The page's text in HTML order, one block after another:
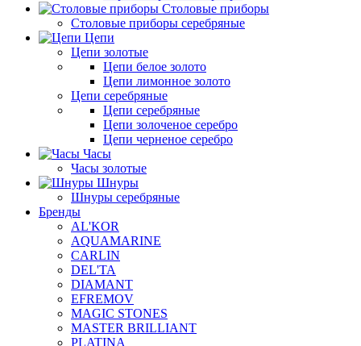
Столовые приборы
Столовые приборы серебряные
Цепи
Цепи золотые
Цепи белое золото
Цепи лимонное золото
Цепи серебряные
Цепи серебряные
Цепи золоченое серебро
Цепи черненое серебро
Часы
Часы золотые
Шнуры
Шнуры серебряные
Бренды
AL'KOR
AQUAMARINE
CARLIN
DEL'TA
DIAMANT
EFREMOV
MAGIC STONES
MASTER BRILLIANT
PLATINA